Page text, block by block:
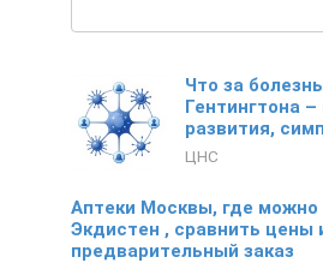
Что за
Гентингтона
развития,
ЦНС
Аптеки Москвы, где можно
Экдистен , сравнить цены
предварительный заказ